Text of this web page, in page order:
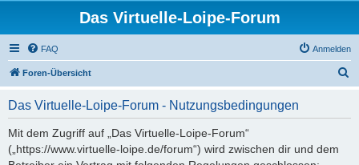
Das Virtuelle-Loipe-Forum
FAQ Anmelden
Foren-Übersicht
Das Virtuelle-Loipe-Forum - Nutzungsbedingungen
Mit dem Zugriff auf „Das Virtuelle-Loipe-Forum“
(„https://www.virtuelle-loipe.de/forum“) wird zwischen dir und dem